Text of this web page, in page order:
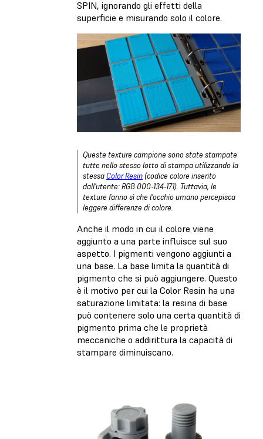
SPIN, ignorando gli effetti della
superficie e misurando solo il colore.
Queste texture campione sono state stampate
tutte nello stesso lotto di stampa utilizzando la
stessaColor Resin(codice colore inserito
dall'utente: RGB 000-134-171). Tuttavia, le
texture fanno sì che l'occhio umano percepisca
leggere differenze di colore.
Anche il modo in cui il colore viene
aggiunto a una parte influisce sul suo
aspetto. I pigmenti vengono aggiunti a
una base. La base limita la quantità di
pigmento che si può aggiungere. Questo
è il motivo per cui la Color Resin ha una
saturazione limitata: la resina di base
può contenere solo una certa quantità di
pigmento prima che le proprietà
meccaniche o addirittura la capacità di
stampare diminuiscano.